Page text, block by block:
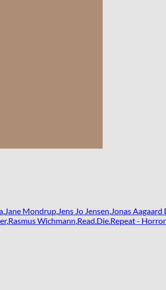
,Jane Mondrup,Jens Jo Jensen,Jonas Aagaard
,Rasmus Wichmann,Read.Die.Repeat -